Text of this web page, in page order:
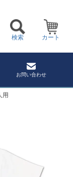
検索 カート
お問い合わせ
用